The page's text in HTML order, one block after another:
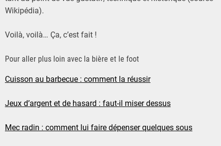
Wikipédia).
Voilà, voilà… Ça, c’est fait !
Pour aller plus loin avec la bière et le foot
Cuisson au barbecue : comment la réussir
Jeux d’argent et de hasard : faut-il miser dessus
Mec radin : comment lui faire dépenser quelques sous